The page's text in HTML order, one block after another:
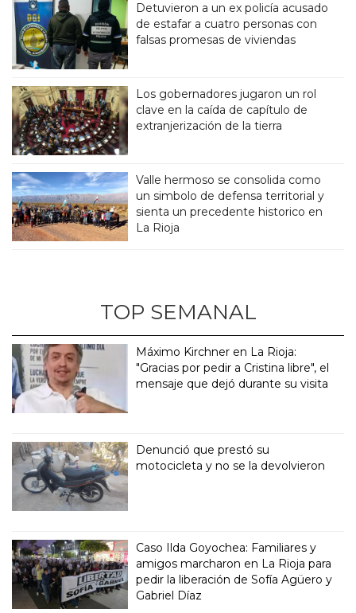
Detuvieron a un ex policía acusado
de estafar a cuatro personas con
falsas promesas de viviendas
Los gobernadores jugaron un rol
clave en la caída de capítulo de
extranjerización de la tierra
Valle hermoso se consolida como
un simbolo de defensa territorial y
sienta un precedente historico en
La Rioja
TOP SEMANAL
Máximo Kirchner en La Rioja:
"Gracias por pedir a Cristina libre", el
mensaje que dejó durante su visita
Denunció que prestó su
motocicleta y no se la devolvieron
Caso Ilda Goyochea: Familiares y
amigos marcharon en La Rioja para
pedir la liberación de Sofía Agüero y
Gabriel Díaz